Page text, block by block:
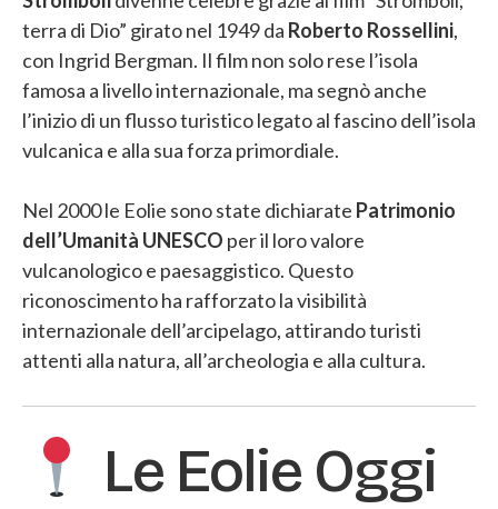
terra di Dio” girato nel 1949 da Roberto Rossellini,
con Ingrid Bergman. Il film non solo rese l’isola
famosa a livello internazionale, ma segnò anche
l’inizio di un flusso turistico legato al fascino dell’isola
vulcanica e alla sua forza primordiale.
Nel 2000 le Eolie sono state dichiarate Patrimonio
dell’Umanità UNESCO per il loro valore
vulcanologico e paesaggistico. Questo
riconoscimento ha rafforzato la visibilità
internazionale dell’arcipelago, attirando turisti
attenti alla natura, all’archeologia e alla cultura.
Le Eolie Oggi